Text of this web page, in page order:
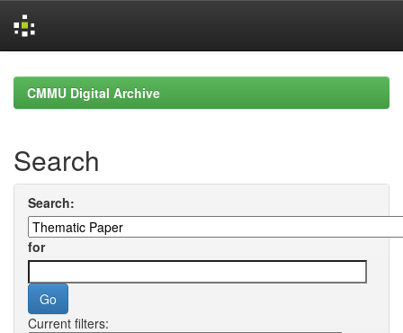
navigationCMMU Digital Archive
Search
Search:
for
Current filters: